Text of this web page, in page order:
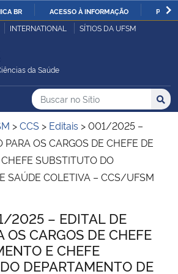
IR
BR ACESSO À INFORMAÇÃO
Pública
e Abastecimento
INTERNATIONAL SÍTIOS DA UFSM
da Saúde
do Sítio
Busca
Buscar no no Sítio
Busca:
>CCS > Editais >001/2025 –
PARA OS CARGOS DE CHEFE DE
SUBSTITUTO DO
SAÚDE COLETIVA – CCS/UFSM
2025 – EDITAL DE
OS CARGOS DE CHEFE
E CHEFE
DEPARTAMENTO DE